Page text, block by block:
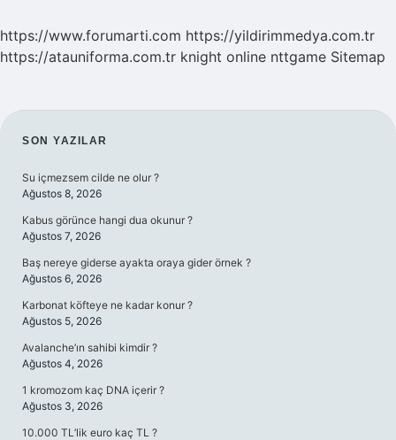
https://www.forumarti.com https://yildirimmedya.com.tr
https://atauniforma.com.tr knight online nttgame Sitemap
SIDEBAR
SON YAZILAR
Su içmezsem cilde ne olur ?
Ağustos 8, 2026
Kabus görünce hangi dua okunur ?
Ağustos 7, 2026
Baş nereye giderse ayakta oraya gider örnek ?
Ağustos 6, 2026
Karbonat köfteye ne kadar konur ?
Ağustos 5, 2026
Avalanche’ın sahibi kimdir ?
Ağustos 4, 2026
1 kromozom kaç DNA içerir ?
Ağustos 3, 2026
10.000 TL’lik euro kaç TL ?